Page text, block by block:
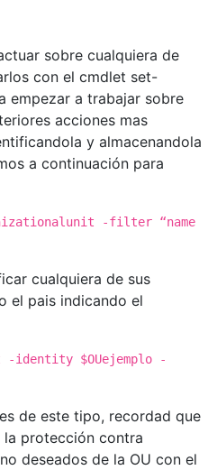
sobre cualquiera de
con el cmdlet set-
empezar a trabajar sobre
acciones mas
y almacenandola
a continuación para
-filter “name
cualquiera de sus
el pais indicando el
identity $OUejemplo -
de este tipo, recordad que
protección contra
deseados de la OU con el